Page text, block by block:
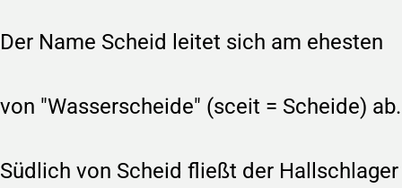
Der Name Scheid leitet sich am ehesten
von "Wasserscheide" (sceit = Scheide) ab.
Südlich von Scheid fließt der Hallschlager